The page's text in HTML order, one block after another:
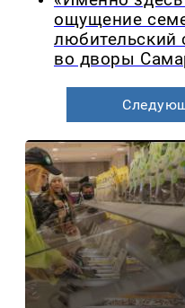
ощущение
любительский
во дворы